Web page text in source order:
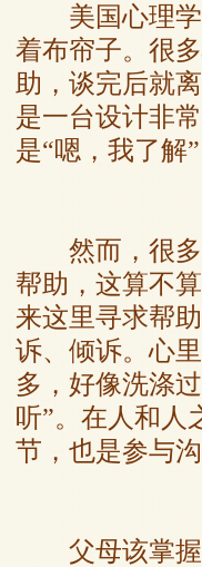
美国心理学
着布帘子。很
助，谈完后就
是一台设计非
是“嗯，我了解
然而，很多
帮助，这算不
来这里寻求帮
诉、倾诉。心
多，好像洗涤
听”。在人和人
节，也是参与
父母该掌握